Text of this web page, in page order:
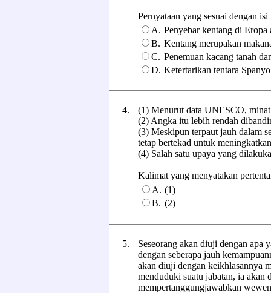
Pernyataan yang sesuai dengan
A. Penyebar kentang di Eropa
B. Kentang merupakan
C. Penemuan kacang tanah
D. Ketertarikan tentara
4.
(1) Menurut data UNESCO,
(2) Angka itu lebih rendah
(3) Meskipun terpaut jauh dalam
tetap bertekad untuk
(4) Salah satu upaya yang
Kalimat yang menyatakan
A. (1)
B. (2)
5.
Seseorang akan diuji dengan
dengan seberapa jauh
akan diuji dengan keikhlasannya
menduduki suatu jabatan, ia akan
mempertanggungjawabkan